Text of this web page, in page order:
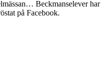
Beckmanselever har
på Facebook.